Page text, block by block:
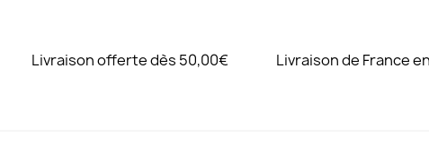
Livraison offerte dès 50,00€ Livraison de France